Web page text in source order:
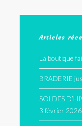
Articles
La boutique
BRADERIE
SOLDES
3 février 2026